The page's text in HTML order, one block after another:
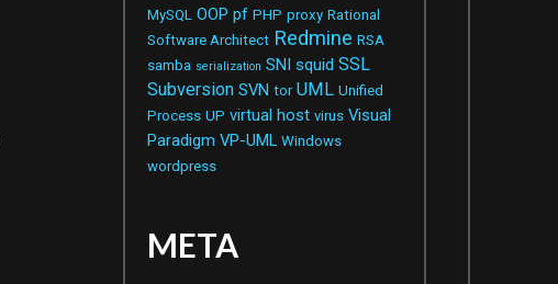
MySQL OOP pf PHP proxy Rational
Software Architect Redmine RSA
samba serialization SNI squid SSL
Subversion SVN tor UML Unified
Process UP virtual host virus Visual
Paradigm VP-UML Windows
wordpress
META